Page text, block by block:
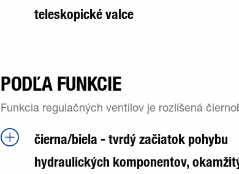
teleskopické valce
PODĽA FUNKCIE
Funkcia regulačných ventilov je rozlíšená
čierna/biela - tvrdý začiatok pohybu
hydraulických komponentov,